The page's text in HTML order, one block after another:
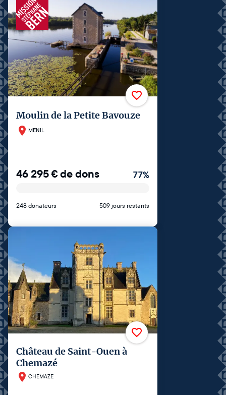
Moulin de la Petite Bavouze
MENIL
46 295€de dons 77%
248 donateurs 509 jours restants
Château de Saint-Ouen à
Chemazé
CHEMAZE